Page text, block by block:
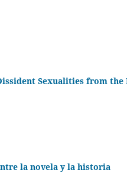
Sexualities from the
la novela y la historia